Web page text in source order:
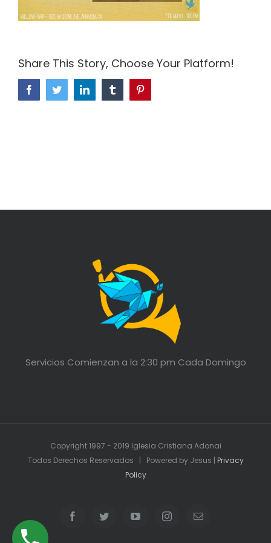
Share This Story, Choose Your Platform!
FacebookTwitterLinkedIn Tumblr
Servicios Comienzan a la 2:30 pm Cada Domingo
Copyright 1997 - 2019 Iglesia Cristiana Adonai
Todos Derechos Reservados | Powered by Jesus | Privacy
Policy
FacebookTwitter YouTubeInstagramEmail